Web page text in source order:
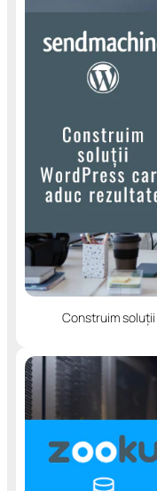
Construim soluții